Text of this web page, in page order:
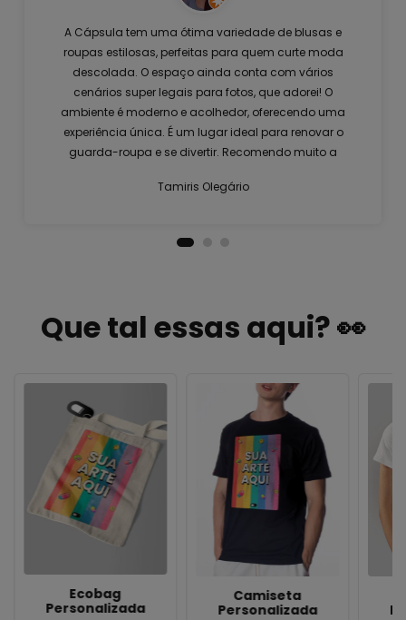
A Cápsula tem uma ótima variedade de blusas e
roupas estilosas, perfeitas para quem curte moda
descolada. O espaço ainda conta com vários
cenários super legais para fotos, que adorei! O
ambiente é moderno e acolhedor, oferecendo uma
experiência única. É um lugar ideal para renovar o
guarda-roupa e se divertir. Recomendo muito a
Tamiris Olegário
Que tal essas aqui? 👀
Ecobag
Personalizada
Camiseta
Personalizada